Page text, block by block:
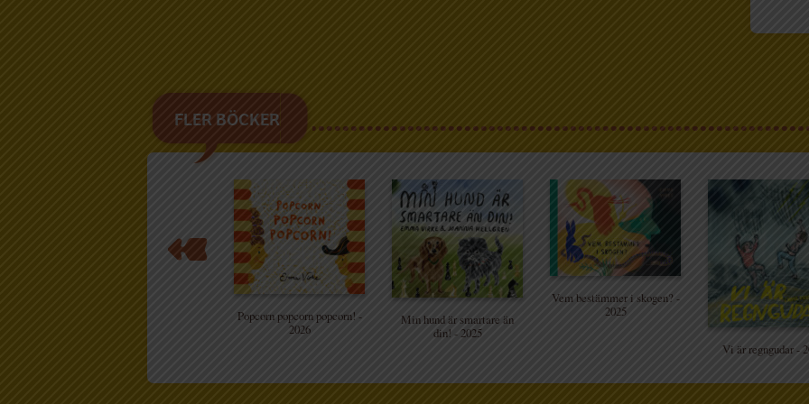
FLER BÖCKER
Popcorn popcorn popcorn! -
2026
Min hund är smartare än
din! - 2025
Vem bestämmer i skogen? -
2025
Vi är regngudar -